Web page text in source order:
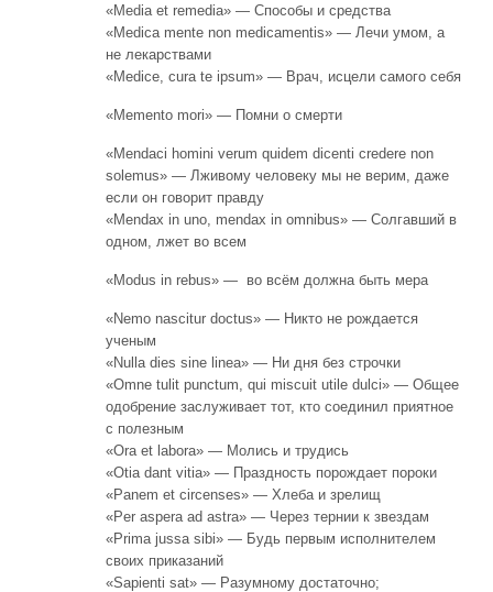
«Media et remedia» — Способы и средства
«Medica mente non medicamentis» — Лечи умом, а
не лекарствами
«Medice, cura te ipsum» — Врач, исцели самого себя
«Memento mori» — Помни о смерти
«Mendaci homini verum quidem dicenti credere non
solemus» — Лживому человеку мы не верим, даже
если он говорит правду
«Mendax in uno, mendax in omnibus» — Солгавший в
одном, лжет во всем
«Modus in rebus» — во всём должна быть мера
«Nemo nascitur doctus» — Никто не рождается
ученым
«Nulla dies sine linea» — Ни дня без строчки
«Omne tulit punctum, qui miscuit utile dulci» — Общее
одобрение заслуживает тот, кто соединил приятное
с полезным
«Ora et labora» — Молись и трудись
«Otia dant vitia» — Праздность порождает пороки
«Panem et circenses» — Хлеба и зрелищ
«Per aspera ad astra» — Через тернии к звездам
«Prima jussa sibi» — Будь первым исполнителем
своих приказаний
«Sapienti sat» — Разумному достаточно;